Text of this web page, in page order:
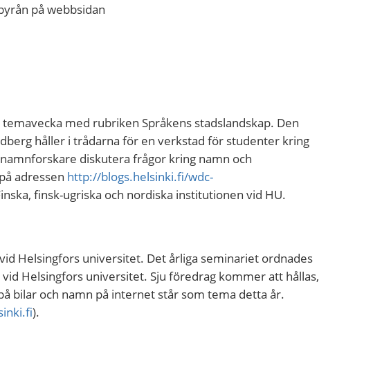
på webbsidan
med rubriken Språkens stadslandskap. Den
håller i trådarna för en verkstad för studenter kring
diskutera frågor kring namn och
adressen http://blogs.helsinki.fi/wdc-
finsk-ugriska och nordiska institutionen vid HU.
Helsingfors universitet. Det årliga seminariet ordnades
Helsingfors universitet. Sju föredrag kommer att hållas,
bilar och namn på internet står som tema detta år.
).